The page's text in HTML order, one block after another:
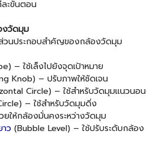
ะขั้นตอน
งวัดมุม
ส่วนประกอบสำคัญของกล้องวัดมุม
– ใช้เล็งไปยังจุดเป้าหมาย
Knob) – ปรับภาพให้ชัดเจน
Circle) – ใช้สำหรับวัดมุมแนวนอน
– ใช้สำหรับวัดมุมดิ่ง
ให้กล้องมั่นคงระหว่างวัดมุม
ว (Bubble Level) – ใช้ปรับระดับกล้อง